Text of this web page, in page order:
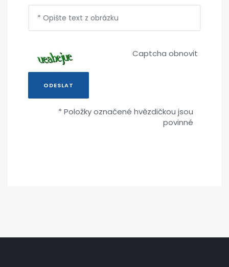
Captcha obnovit
ODESLAT
* Položky označené hvězdičkou jsou
povinné